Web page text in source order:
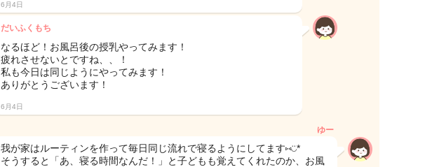
6月4日
だいふくもち
なるほど！お風呂後の授乳やってみます！
疲れさせないとですね、、！
私も今日は同じようにやってみます！
ありがとうございます！
6月4日
ゆー
我が家はルーティンを作って毎日同じ流れで寝るようにしてます⑅◡̈*
そうすると「あ、寝る時間なんだ！」と子どもも覚えてくれたのか、お風